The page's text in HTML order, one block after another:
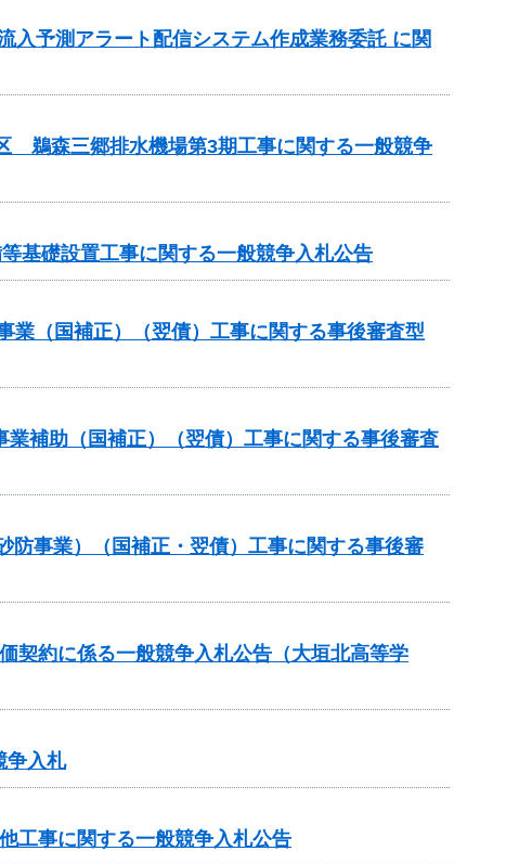
入予測アラート配信システム作成業務委託 に関
鵜森三郷排水機場第3期工事に関する一般競争
基礎設置工事に関する一般競争入札公告
（国補正）（翌債）工事に関する事後審査型
補助（国補正）（翌債）工事に関する事後審査
事業）（国補正・翌債）工事に関する事後審
契約に係る一般競争入札公告（大垣北高等学
争入札
工事に関する一般競争入札公告